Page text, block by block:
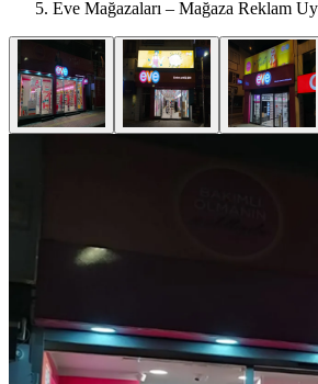
Eve Mağazaları – Mağaza Reklam